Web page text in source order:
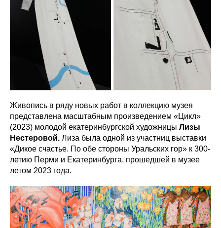
Живопись в ряду новых работ в коллекцию музея
представлена масштабным произведением «Цикл»
(2023) молодой екатеринбургской художницы Лизы
Нестеровой. Лиза была одной из участниц выставки
«Дикое счастье. По обе стороны Уральских гор» к 300-
летию Перми и Екатеринбурга, прошедшей в музее
летом 2023 года.